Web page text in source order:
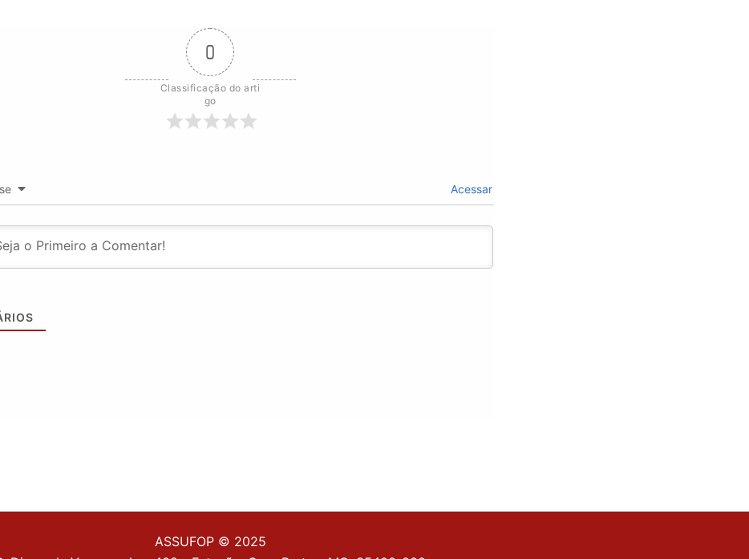
0
Classificação do arti
go
Acessar
ASSUFOP © 2025